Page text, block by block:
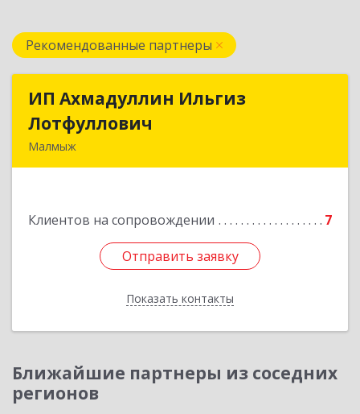
Рекомендованные партнеры
ИП Ахмадуллин Ильгиз
Лотфуллович
Малмыж
Клиентов на сопровождении 7
Отправить заявку
Показать контакты
ИП Ахмадуллин Ильгиз
Подробнее
Отправить заявку
Назад
Ближайшие партнеры из соседних
регионов